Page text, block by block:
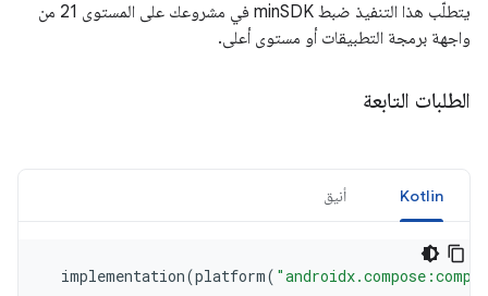
يتطلّب هذا التنفيذ ضبط minSDK في مشروعك على المستوى 21 من
واجهة برمجة التطبيقات أو مستوى أعلى.
الطلبات التابعة